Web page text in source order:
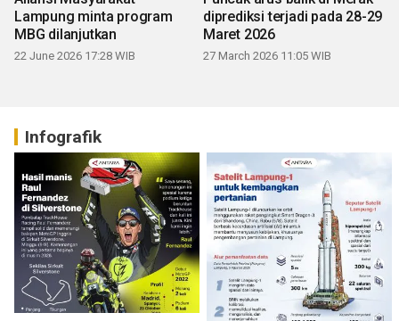
Lampung minta program
MBG dilanjutkan
22 June 2026 17:28 WIB
diprediksi terjadi pada 28-29
Maret 2026
27 March 2026 11:05 WIB
Infografik